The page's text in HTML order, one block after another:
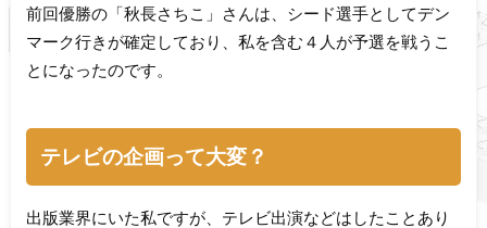
前回優勝の「秋長さちこ」さんは、シード選手としてデン
マーク行きが確定しており、私を含む４人が予選を戦うこ
とになったのです。
テレビの企画って大変？
出版業界にいた私ですが、テレビ出演などはしたことあり